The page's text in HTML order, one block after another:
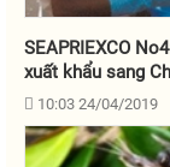
SEAPRIEXCO
xuất khẩu sang
10:03 24/04/2019